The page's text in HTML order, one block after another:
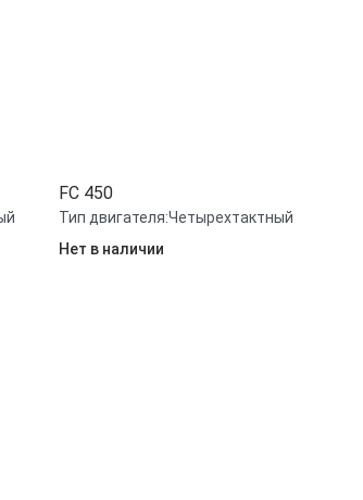
FC 450
Тип двигателя:Четырехтактный
Нет в наличии